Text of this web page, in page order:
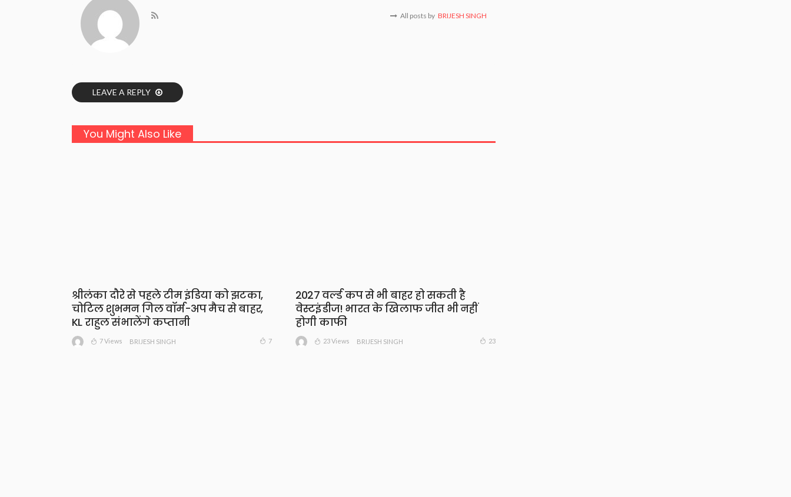
All posts by BRIJESH SINGH
LEAVE A REPLY
You Might Also Like
श्रीलंका दौरे से पहले टीम इंडिया को झटका,
चोटिल शुभमन गिल वॉर्म-अप मैच से बाहर,
KL राहुल संभालेंगे कप्तानी
7 Views BRIJESH SINGH 7
2027 वर्ल्ड कप से भी बाहर हो सकती है
वेस्टइंडीज! भारत के खिलाफ जीत भी नहीं
होगी काफी
23 Views BRIJESH SINGH 23